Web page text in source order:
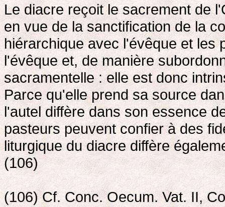
Le diacre reçoit le sacrement de
en vue de la sanctification de la
hiérarchique avec l'évêque et les
l'évêque et, de manière
sacramentelle : elle est donc
Parce qu'elle prend sa source
l'autel diffère dans son essence
pasteurs peuvent confier à des
liturgique du diacre diffère
(106)
(106) Cf. Conc. Oecum. Vat. II,